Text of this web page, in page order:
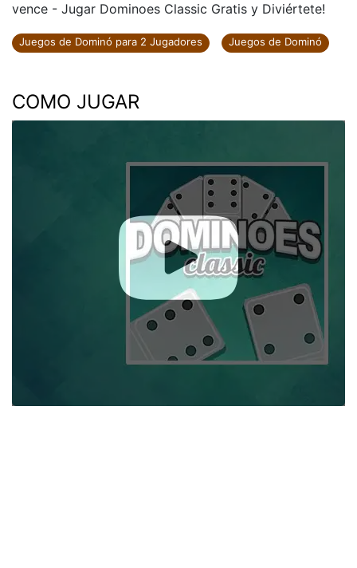
vence - Jugar Dominoes Classic Gratis y Diviértete!
Juegos de Dominó para 2 Jugadores Juegos de Dominó
COMO JUGAR